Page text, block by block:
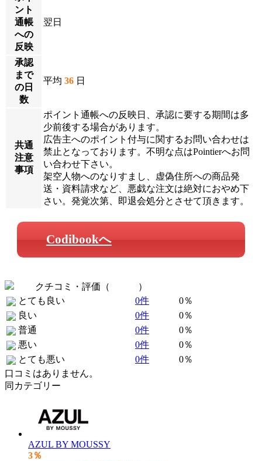
ント
通帳
への
反映
翌日
承認
まで
の日
数
平均 36 日
共通
注意
事項
ポイント通帳への反映日、承認に要する期間は多
少前後する場合があります。
広告主へのポイント付与に関するお問い合わせは
禁止となっております。不明な点はPointierへお問
い合わせ下さい。
架空人物へのなりすまし、虚偽住所への商品発
送・資料請求など、悪戯な注文は絶対におやめ下
さい。発覚次第、即退会処分とさせて頂きます。
Codibookへ
クチコミ・評価（
）
とても良い
0件
0％
良い
0件
0％
普通
0件
0％
悪い
0件
0％
とても悪い
0件
0％
口コミはありません。
同カテゴリー
AZUL BY MOUSSY
3％